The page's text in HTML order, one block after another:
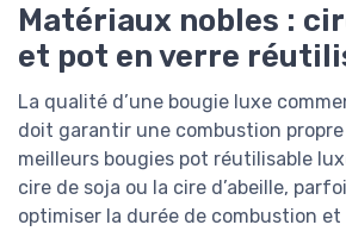
Matériaux nobles :
et pot en verre
La qualité d’une bougie luxe
doit garantir une combustion
meilleurs bougies pot réutilisable
cire de soja ou la cire d’abeille,
optimiser la durée de combustion